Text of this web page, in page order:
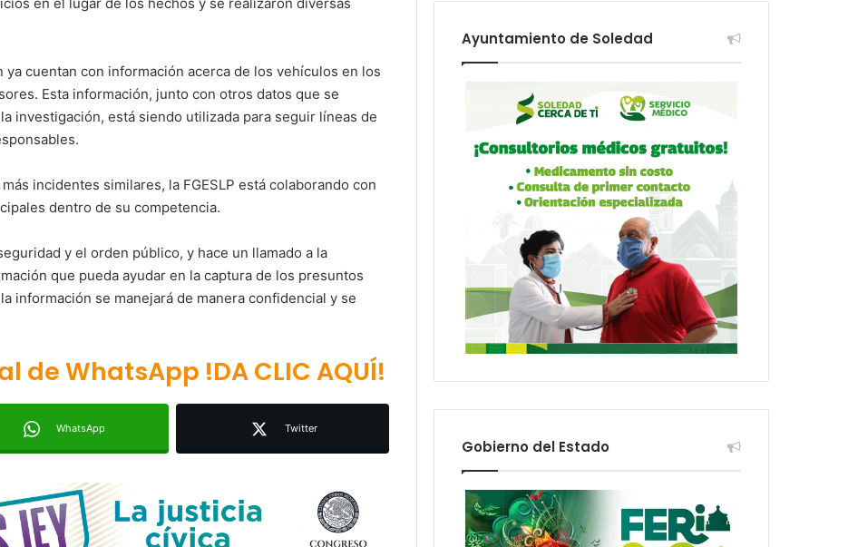
cuentan con información acerca de los vehículos en los
Esta información, junto con otros datos que se
investigación, está siendo utilizada para seguir líneas de
incidentes similares, la FGESLP está colaborando con
dentro de su competencia.
y el orden público, y hace un llamado a la
que pueda ayudar en la captura de los presuntos
información se manejará de manera confidencial y se
de WhatsApp !DA CLIC AQUÍ!
WhatsApp Twitter
Juan Manuel Navarro alista
segundo informe en Soledad y
Luis Mejía inicia diagnóstico en
Parques Tangamanga y defiende
La Soga al Cuello:El Huasteco
Ayuntamiento de Soledad
Gobierno del Estado